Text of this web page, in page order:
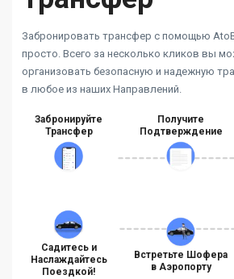
Забронировать трансфер с помощью
просто. Всего за несколько кликов вы
организовать безопасную и надежную
в любое из наших Направлений.
Забронируйте
Трансфер
Получите
Подтверждение
Садитесь и
Наслаждайтесь
Поездкой!
Встретьте Шофера
в Аэропорту